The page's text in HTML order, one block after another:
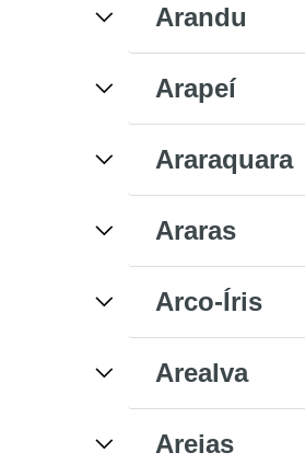
Arandu
Arapeí
Araraquara
Araras
Arco-Íris
Arealva
Areias